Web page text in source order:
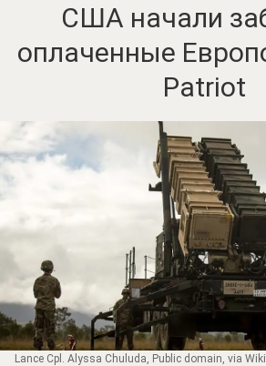
США начали
оплаченные
Patriot
Lance Cpl. Alyssa Chuluda, Public domain, via